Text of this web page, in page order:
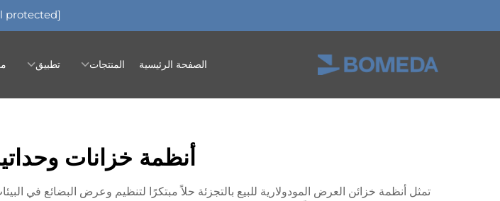
protected]
الصفحة الرئيسية المنتجات تطبيق
أنظمة خزانات
تمثل أنظمة خزائن العرض المودولارية للبيع بالتجزئة حلاً مبتكرًا لتنظيم وعرض البضائع في